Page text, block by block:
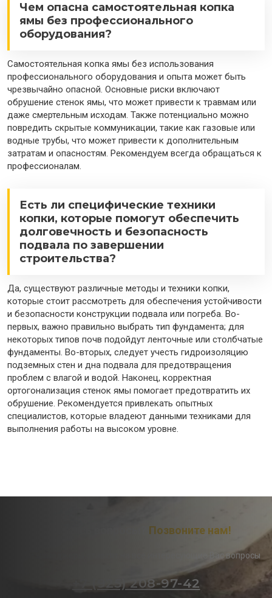
Чем опасна самостоятельная копка
ямы без профессионального
оборудования?
Самостоятельная копка ямы без использования
профессионального оборудования и опыта может быть
чрезвычайно опасной. Основные риски включают
обрушение стенок ямы, что может привести к травмам или
даже смертельным исходам. Также потенциально можно
повредить скрытые коммуникации, такие как газовые или
водные трубы, что может привести к дополнительным
затратам и опасностям. Рекомендуем всегда обращаться к
профессионалам.
Есть ли специфические техники
копки, которые помогут обеспечить
долговечность и безопасность
подвала по завершении
строительства?
Да, существуют различные методы и техники копки,
которые стоит рассмотреть для обеспечения устойчивости
и безопасности конструкции подвала или погреба. Во-
первых, важно правильно выбрать тип фундамента; для
некоторых типов почв подойдут ленточные или столбчатые
фундаменты. Во-вторых, следует учесть гидроизоляцию
подземных стен и дна подвала для предотвращения
проблем с влагой и водой. Наконец, корректная
ортогонализация стенок ямы помогает предотвратить их
обрушение. Рекомендуется привлекать опытных
специалистов, которые владеют данными техниками для
выполнения работы на высоком уровне.
Позвоните нам!
Наши менеджеры ответят на все интересующие Вас вопросы
+7 (925) 208-97-42